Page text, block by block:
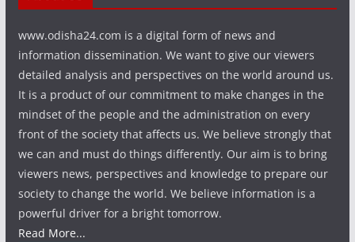
www.odisha24.com is a digital form of news and
information dissemination. We want to give our viewers
detailed analysis and perspectives on the world around us.
It is a product of our commitment to make changes in the
mindset of the people and the administration on every
front of the society that affects us. We believe strongly that
we can and must do things differently. Our aim is to bring
viewers news, perspectives and knowledge to prepare our
society to change the world. We believe information is a
powerful driver for a bright tomorrow.
Read More...